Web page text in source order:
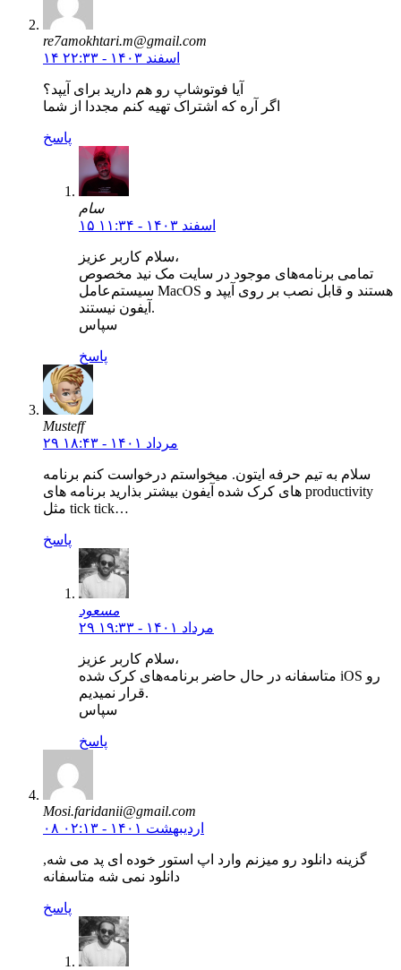
re7amokhtari.m@gmail.com
۱۴ اسفند ۱۴۰۳ - ۲۲:۳۳
آیا فوتوشاپ رو هم دارید برای آیپد؟
اگر آره که اشتراک تهیه کنم مجددا از شما
پاسخ
سام
۱۵ اسفند ۱۴۰۳ - ۱۱:۳۴
سلام کاربر عزیز،
تمامی برنامه‌های موجود در سایت مک نید مخصوص
سیستم‌عامل MacOS هستند و قابل نصب بر روی آیپد و
آیفون نیستند.
سپاس
پاسخ
Musteff
۲۹ مرداد ۱۴۰۱ - ۱۸:۴۳
سلام به تیم حرفه ایتون. میخواستم درخواست کنم برنامه
های کرک شده آیفون بیشتر بذارید برنامه های productivity
مثل tick tick…
پاسخ
مسعود
۲۹ مرداد ۱۴۰۱ - ۱۹:۳۳
سلام کاربر عزیز،
متاسفانه در حال حاضر برنامه‌های کرک شده iOS رو
قرار نمیدیم.
سپاس
پاسخ
Mosi.faridanii@gmail.com
۰۸ اردیبهشت ۱۴۰۱ - ۰۲:۱۳
گزینه دانلود رو میزنم وارد اپ استور خوده ای پد می شه,
دانلود نمی شه متاسفانه
پاسخ